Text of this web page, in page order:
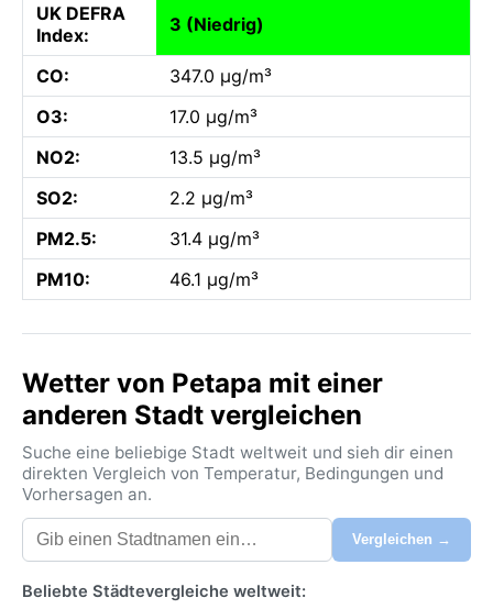
UK DEFRA
Index:
3 (Niedrig)
CO:
347.0 µg/m³
O3:
17.0 µg/m³
NO2:
13.5 µg/m³
SO2:
2.2 µg/m³
PM2.5:
31.4 µg/m³
PM10:
46.1 µg/m³
Wetter von Petapa mit einer
anderen Stadt vergleichen
Suche eine beliebige Stadt weltweit und sieh dir einen
direkten Vergleich von Temperatur, Bedingungen und
Vorhersagen an.
Vergleichen →
Beliebte Städtevergleiche weltweit: